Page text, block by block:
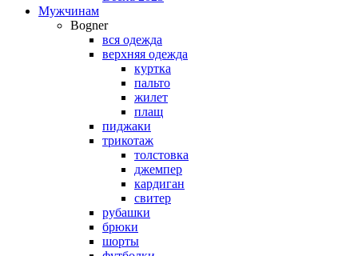
Мужчинам
Bogner
вся одежда
верхняя одежда
куртка
пальто
жилет
плащ
пиджаки
трикотаж
толстовка
джемпер
кардиган
свитер
рубашки
брюки
шорты